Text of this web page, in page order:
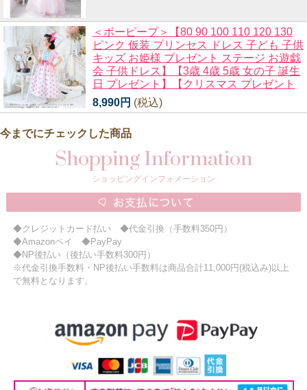
＜ボーピープ＞【80 90 100 110 120 130
ピンク 仮装 プリンセス ドレス 子ども 子供
キッズ お姫様 プレゼント ステージ お遊戯
会 子供ドレス】【3歳 4歳 5歳 女の子 誕生
日 プレゼント】【クリスマス プレゼント
8,990円 (税込)
今までにチェックした商品
Shopping Information
ショッピングインフォメーション
◆クレジットカード払い ◆代金引換（手数料350円）
◆Amazonペイ ◆PayPay
◆NP後払い（後払い手数料300円）
※代金引換手数料・NP後払い手数料は商品合計11,000円(税込み)以上
で無料となります。